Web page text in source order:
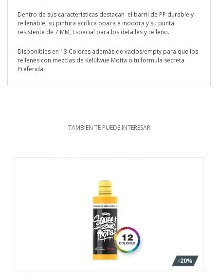
Dentro de sus características destacan el barril de PP durable y
rellenable, su pintura acrílica opaca e inodora y su punta
resistente de 7 MM, Especial para los detalles y relleno.
Disponibles en 13 Colores además de vacíos/empty para que los
rellenes con mezclas de Kelülwue Motta o tu formula secreta
Preferida
TAMBIEN TE PUEDE INTERESAR
-20%